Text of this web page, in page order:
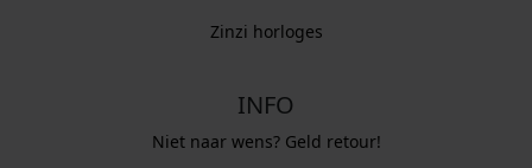
Zinzi horloges
INFO
Niet naar wens? Geld retour!